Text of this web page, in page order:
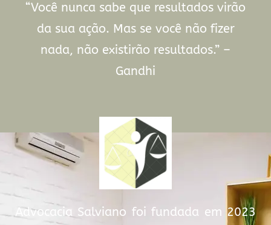
“Você nunca sabe que resultados virão
da sua ação. Mas se você não fizer
nada, não existirão resultados.” –
Gandhi
Advocacia Salviano foi fundada em 2023